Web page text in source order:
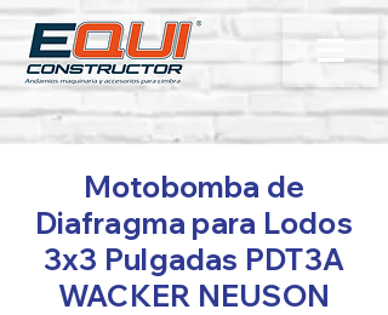
Motobomba de
Diafragma para Lodos
3x3 Pulgadas PDT3A
WACKER NEUSON